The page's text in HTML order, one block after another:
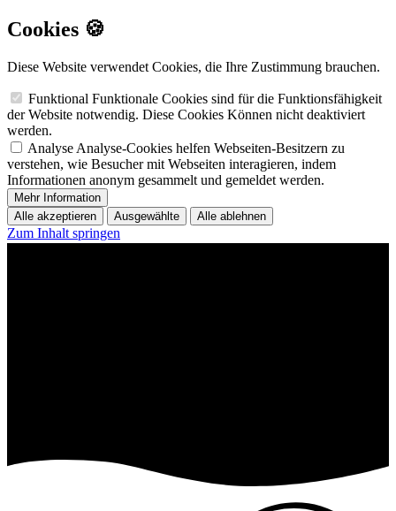
Cookies 🍪
Diese Website verwendet Cookies, die Ihre Zustimmung brauchen.
Funktional Funktionale Cookies sind für die Funktionsfähigkeit
der Website notwendig. Diese Cookies Können nicht deaktiviert
werden.
Analyse Analyse-Cookies helfen Webseiten-Besitzern zu
verstehen, wie Besucher mit Webseiten interagieren, indem
Informationen anonym gesammelt und gemeldet werden.
Mehr Information
Alle akzeptieren
Ausgewählte Alle ablehnen
Zum Inhalt springen